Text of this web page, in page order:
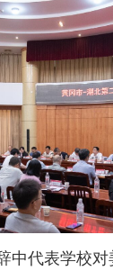
中代表学校对